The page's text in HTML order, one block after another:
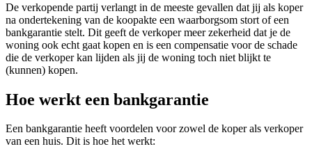
De verkopende partij verlangt in de meeste gevallen dat jij als koper
na ondertekening van de koopakte een waarborgsom stort of een
bankgarantie stelt. Dit geeft de verkoper meer zekerheid dat je de
woning ook echt gaat kopen en is een compensatie voor de schade
die de verkoper kan lijden als jij de woning toch niet blijkt te
(kunnen) kopen.
Hoe werkt een bankgarantie
Een bankgarantie heeft voordelen voor zowel de koper als verkoper
van een huis. Dit is hoe het werkt: